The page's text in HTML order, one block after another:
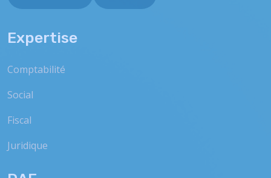
Expertise
Comptabilité
Social
Fiscal
Juridique